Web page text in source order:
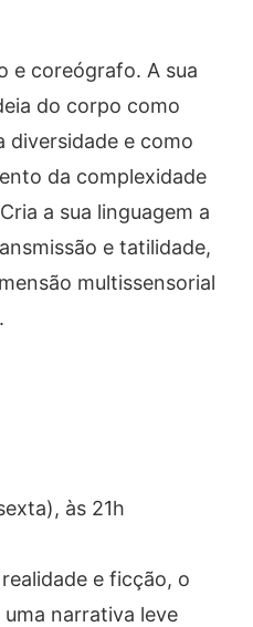
e coreógrafo. A sua
do corpo como
diversidade e como
da complexidade
a sua linguagem a
e tatilidade,
multissensorial
às 21h
e ficção, o
narrativa leve